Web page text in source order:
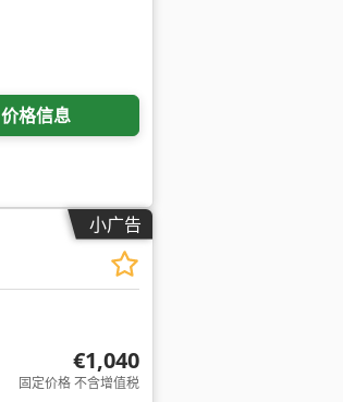
价格信息
小广告
€1,040
固定价格 不含增值税